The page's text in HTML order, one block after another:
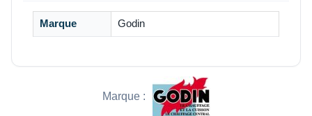
Marque Godin
Marque :